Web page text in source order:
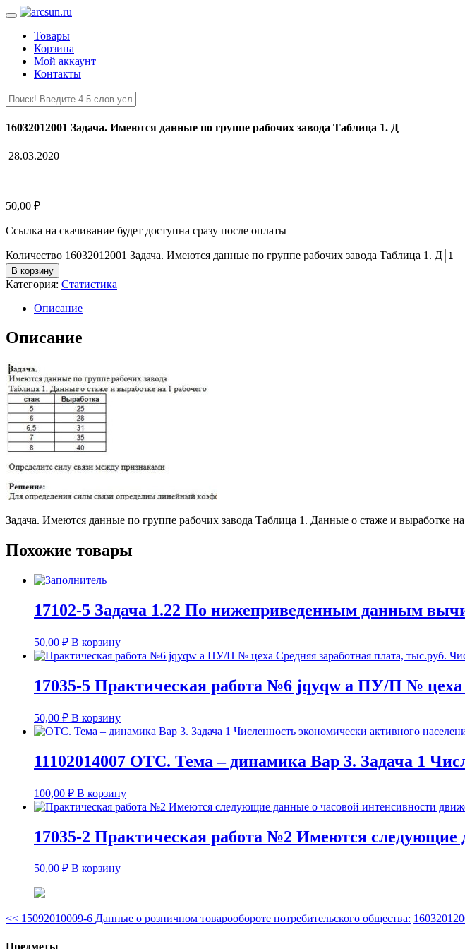
Товары
Корзина
Мой аккаунт
Контакты
16032012001 Задача. Имеются данные по группе рабочих завода Таблица 1. Д
28.03.2020
50,00 ₽
Ссылка на скачивание будет доступна сразу после оплаты
Количество 16032012001 Задача. Имеются данные по группе рабочих завода Таблица 1. Д
В корзину
Категория: Статистика
Описание
Описание
Задача. Имеются данные по группе рабочих завода Таблица 1. Данные о стаже и выработке
Похожие товары
17102-5 Задача 1.22 По нижеприведенным данным
50,00 ₽ В корзину
17035-5 Практическая работа №6 jqyqw а ПУ/П № цеха
50,00 ₽ В корзину
11102014007 ОТС. Тема – динамика Вар 3. Задача 1
100,00 ₽ В корзину
17035-2 Практическая работа №2 Имеются следующие
50,00 ₽ В корзину
<< 15092010009-6 Данные о розничном товарообороте потребительского общества:
Предметы